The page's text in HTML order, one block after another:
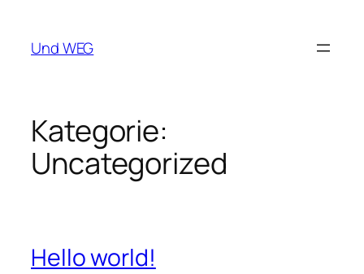
springen
Und WEG
Kategorie:
Uncategorized
Hello world!